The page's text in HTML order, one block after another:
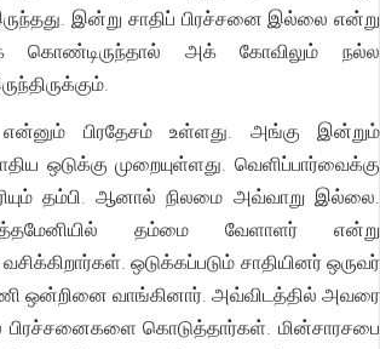
இன்று சாதிப் பிரச்சனை இல்லை என்று
கொண்டிருந்தால் அக் கோவிலும் நல்ல
என்னும் பிரதேசம் உள்ளது. அங்கு இன்றும்
ஒடுக்கு முறையுள்ளது. வெளிப்பார்வைக்கு
தம்பி. ஆனால் நிலமை அவ்வாறு இல்லை.
தம்மை வேளாளர் என்று
ஒடுக்கப்படும் சாதியினர் ஒருவர்
ஒன்றினை வாங்கினார். அவ்விடத்தில் அவரை
பிரச்சனைகளை கொடுத்தார்கள். மின்சாரசபை